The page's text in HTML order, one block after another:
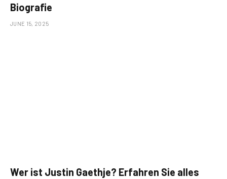
Biografie
JUNE 15, 2025
Wer ist Justin Gaethje? Erfahren Sie alles